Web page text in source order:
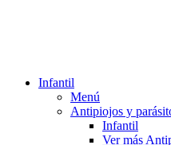
Infantil
Menú
Antipiojos y
Infantil
Ver más